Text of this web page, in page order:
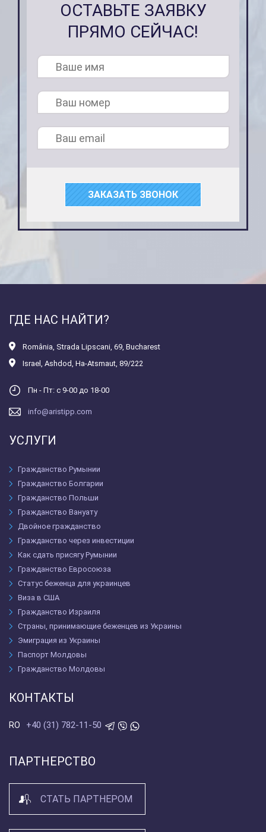
ОСТАВЬТЕ ЗАЯВКУ
ПРЯМО СЕЙЧАС!
ЗАКАЗАТЬ ЗВОНОК
ГДЕ НАС НАЙТИ?
România, Strada Lipscani, 69, Bucharest
Israel , Ashdod, Ha-Atsmaut, 89/222
Пн - Пт: с 9-00 до 18-00
info@aristipp.com
УСЛУГИ
Гражданство Румынии
Гражданство Болгарии
Гражданство Польши
Гражданство Вануату
Двойное гражданство
Гражданство через инвестиции
Как сдать присягу Румынии
Гражданство Евросоюза
Статус беженца для украинцев
Виза в США
Гражданство Израиля
Страны, принимающие беженцев из Украины
Эмиграция из Украины
Паспорт Молдовы
Гражданство Молдовы
КОНТАКТЫ
RO +40 (31) 782-11-50
ПАРТНЕРСТВО
СТАТЬ ПАРТНЕРОМ